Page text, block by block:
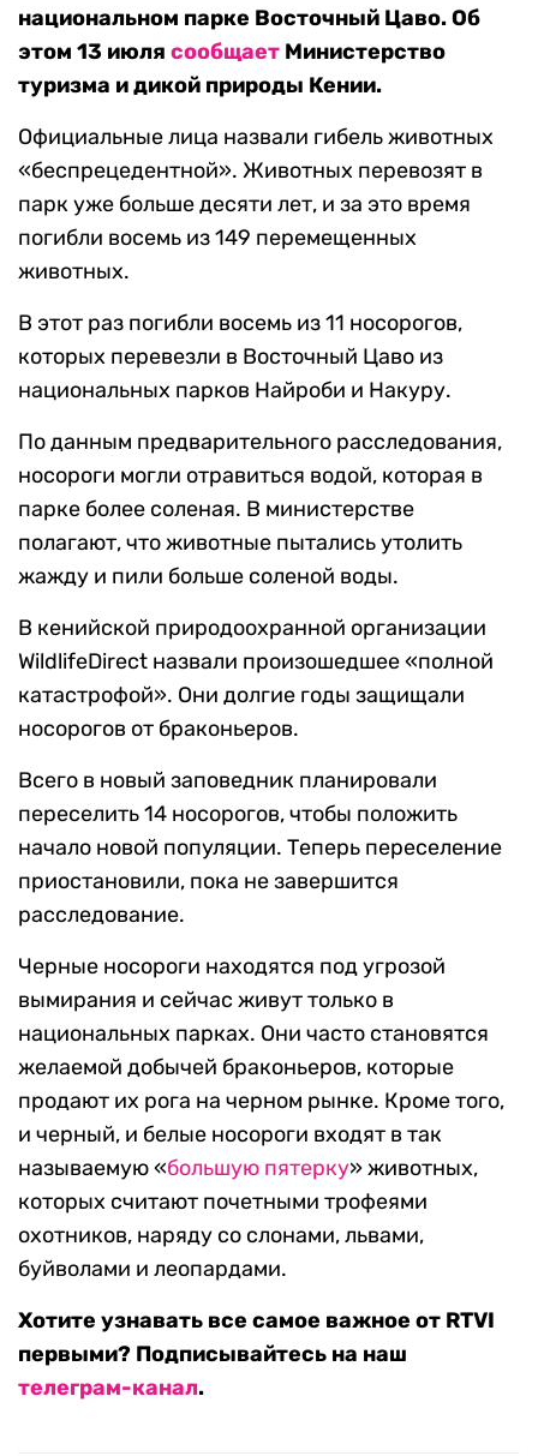
национальном парке Восточный Цаво. Об
этом 13 июля сообщает Министерство
туризма и дикой природы Кении.
Официальные лица назвали гибель животных
«беспрецедентной». Животных перевозят в
парк уже больше десяти лет, и за это время
погибли восемь из 149 перемещенных
животных.
В этот раз погибли восемь из 11 носорогов,
которых перевезли в Восточный Цаво из
национальных парков Найроби и Накуру.
По данным предварительного расследования,
носороги могли отравиться водой, которая в
парке более соленая. В министерстве
полагают, что животные пытались утолить
жажду и пили больше соленой воды.
В кенийской природоохранной организации
WildlifeDirect назвали произошедшее «полной
катастрофой». Они долгие годы защищали
носорогов от браконьеров.
Всего в новый заповедник планировали
переселить 14 носорогов, чтобы положить
начало новой популяции. Теперь переселение
приостановили, пока не завершится
расследование.
Черные носороги находятся под угрозой
вымирания и сейчас живут только в
национальных парках. Они часто становятся
желаемой добычей браконьеров, которые
продают их рога на черном рынке. Кроме того,
и черный, и белые носороги входят в так
называемую «большую пятерку» животных,
которых считают почетными трофеями
охотников, наряду со слонами, львами,
буйволами и леопардами.
Хотите узнавать все самое важное от RTVI
первыми? Подписывайтесь на наш
телеграм-канал.